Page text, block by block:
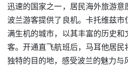
迅速的国家之一，居民海外旅游意
波兰游客提供了良机。卡托维兹
满生机的城市，以其丰富的历史
客。开通直飞航班后，马耳他居
独特的目的地，感受波兰的魅力与